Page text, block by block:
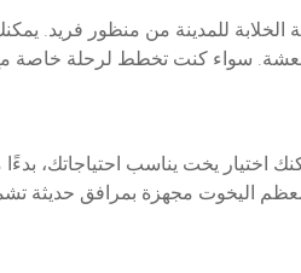
للمدينة من منظور فريد.
اختيار يخت يناسب احتياجاتك،